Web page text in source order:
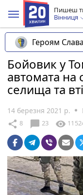
Пишеш
Вінниця
Героям
Бойовик у
автомата на
селища та
14 березня 2021 р.
share 8 chat_bubble 23 visibility